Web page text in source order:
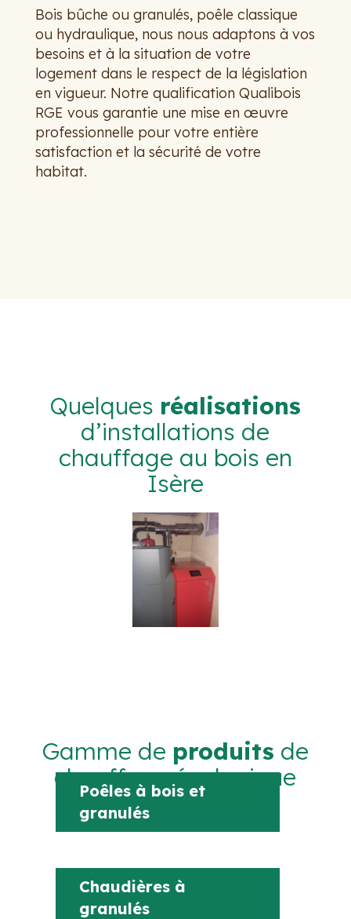
Bois bûche ou granulés, poêle classique
ou hydraulique, nous nous adaptons à vos
besoins et à la situation de votre
logement dans le respect de la législation
en vigueur. Notre qualification Qualibois
RGE vous garantie une mise en œuvre
professionnelle pour votre entière
satisfaction et la sécurité de votre
habitat.
Quelques réalisations
d’installations de
chauffage au bois en
Isère
Gamme de produits de
chauffage écologique
Poêles à bois et
granulés
Chaudières à
granulés